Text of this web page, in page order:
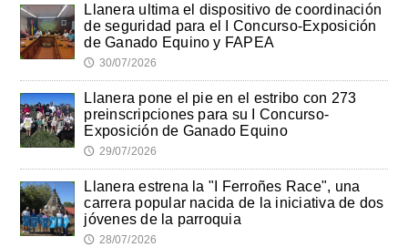
Llanera ultima el dispositivo de coordinación
de seguridad para el I Concurso-Exposición
de Ganado Equino y FAPEA
🕔 30/07/2026
Llanera pone el pie en el estribo con 273
preinscripciones para su I Concurso-
Exposición de Ganado Equino
🕔 29/07/2026
Llanera estrena la "I Ferroñes Race", una
carrera popular nacida de la iniciativa de dos
jóvenes de la parroquia
🕔 28/07/2026